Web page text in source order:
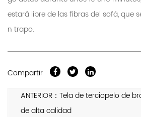
estará libre de las fibras del sofá, que
n trapo.
Compartir
ANTERIOR：Tela de terciopelo de
de alta calidad